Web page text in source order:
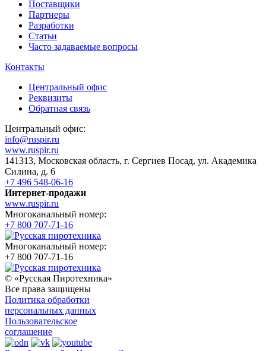
Поставщики
Партнеры
Разработки
Статьи
Часто задаваемые вопросы
Контакты
Центральный офис
Реквизиты
Обратная связь
Центральный офис:
info@ruspir.ru
www.ruspir.ru
141313, Московская область, г. Сергиев Посад, ул. Академика
Силина, д. 6
+7 496 548-06-16
Интернет-продажи
www.ruspir.ru
Многоканальный номер:
+7 800 707-71-16
Многоканальный номер:
+7 800 707-71-16
© «Русская Пиротехника»
Все права защищены
Политика обработки
персональных данных
Пользовательское
соглашение